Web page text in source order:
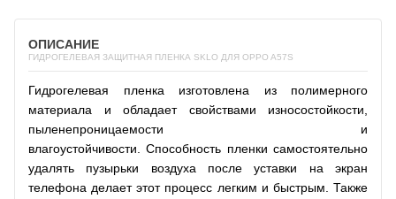
ОПИСАНИЕ
ГИДРОГЕЛЕВАЯ ЗАЩИТНАЯ ПЛЕНКА SKLO ДЛЯ OPPO A57S
Гидрогелевая пленка изготовлена из полимерного
материала и обладает свойствами износостойкости,
пыленепроницаемости и
влагоустойчивости. Способность пленки самостоятельно
удалять пузырьки воздуха после уставки на экран
телефона делает этот процесс легким и быстрым. Также